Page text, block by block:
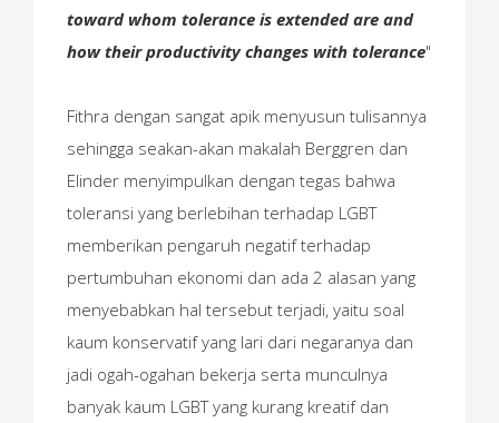
toward whom tolerance is extended are and
how their productivity changes with tolerance"
Fithra dengan sangat apik menyusun tulisannya
sehingga seakan-akan makalah Berggren dan
Elinder menyimpulkan dengan tegas bahwa
toleransi yang berlebihan terhadap LGBT
memberikan pengaruh negatif terhadap
pertumbuhan ekonomi dan ada 2 alasan yang
menyebabkan hal tersebut terjadi, yaitu soal
kaum konservatif yang lari dari negaranya dan
jadi ogah-ogahan bekerja serta munculnya
banyak kaum LGBT yang kurang kreatif dan